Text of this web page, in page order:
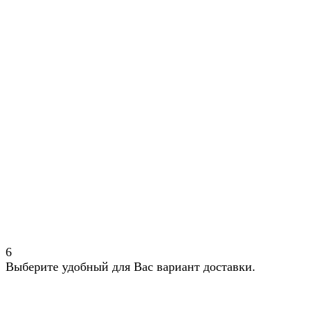
6
Выберите удобный для Вас вариант доставки.